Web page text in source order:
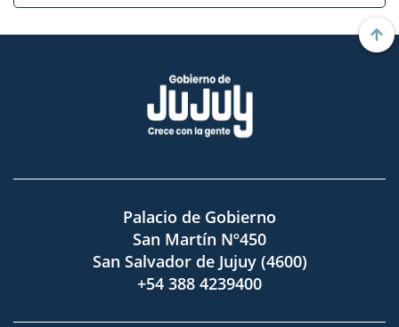
Palacio de Gobierno
San Martín Nº450
San Salvador de Jujuy (4600)
+54 388 4239400